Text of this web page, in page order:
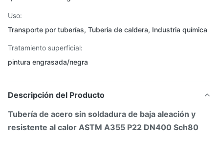
Uso:
Transporte por tuberías, Tubería de caldera, Industria química
Tratamiento superficial:
pintura engrasada/negra
Descripción del Producto
Tubería de acero sin soldadura de baja aleación y
resistente al calor ASTM A355 P22 DN400 Sch80